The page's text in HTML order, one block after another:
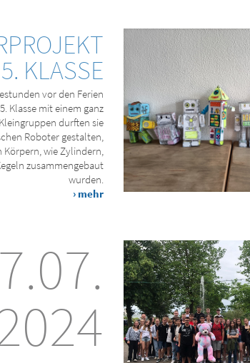
KLASSE
vor den Ferien
Klasse mit einem ganz
durften sie
Roboter gestalten,
Körpern, wie Zylindern,
zusammengebaut
wurden.
› mehr